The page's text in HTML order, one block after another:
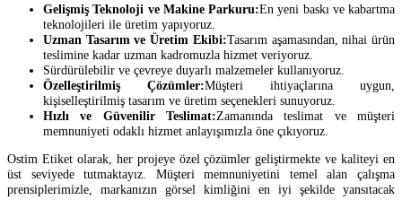
Gelişmiş Teknoloji ve Makine Parkuru:En yeni baskı ve kabartma
teknolojileri ile üretim yapıyoruz.
Uzman Tasarım ve Üretim Ekibi:Tasarım aşamasından, nihai ürün
teslimine kadar uzman kadromuzla hizmet veriyoruz.
Sürdürülebilir ve çevreye duyarlı malzemeler kullanıyoruz.
Özelleştirilmiş Çözümler:Müşteri ihtiyaçlarına uygun,
kişiselleştirilmiş tasarım ve üretim seçenekleri sunuyoruz.
Hızlı ve Güvenilir Teslimat:Zamanında teslimat ve müşteri
memnuniyeti odaklı hizmet anlayışımızla öne çıkıyoruz.
Ostim Etiket olarak, her projeye özel çözümler geliştirmekte ve kaliteyi en
üst seviyede tutmaktayız. Müşteri memnuniyetini temel alan çalışma
prensiplerimizle, markanızın görsel kimliğini en iyi şekilde yansıtacak